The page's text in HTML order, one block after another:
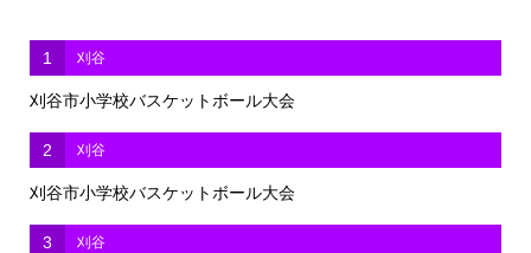
1 刈谷
刈谷市小学校バスケットボール大会
2 刈谷
刈谷市小学校バスケットボール大会
3 刈谷